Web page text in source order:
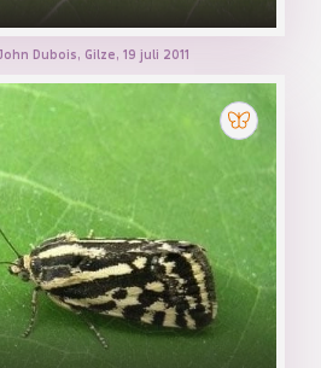
Dubois, Gilze, 19 juli 2011